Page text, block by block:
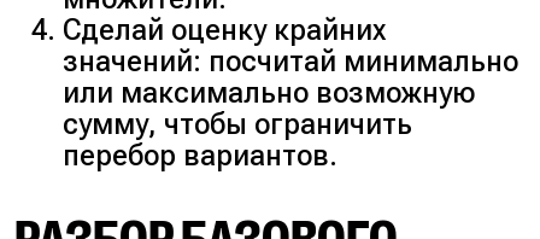
Сделай оценку крайних
значений: посчитай минимально
или максимально возможную
сумму, чтобы ограничить
перебор вариантов.